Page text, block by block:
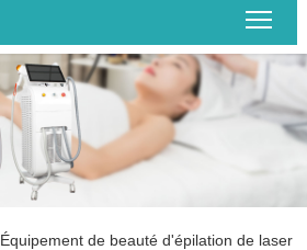
Équipement de beauté d'épilation de laser